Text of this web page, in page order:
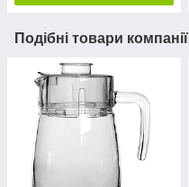
Подібні товари компанії